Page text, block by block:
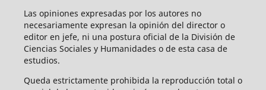
Las opiniones expresadas por los autores no
necesariamente expresan la opinión del director o
editor en jefe, ni una postura oficial de la División de
Ciencias Sociales y Humanidades o de esta casa de
estudios.
Queda estrictamente prohibida la reproducción total o